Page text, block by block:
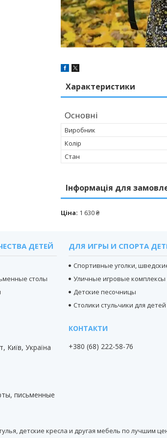
Характеристики
Основні
Виробник
Колір
Стан
Інформація для
Ціна: 1 630 ₴
ДЕТЕЙ
столы
ДЛЯ ИГРЫ И СПОРТА
Спортивные уголки,
Уличные игровые комплексы
Детские песочницы
Столики стульчики для детей
Київ, Україна
письменные
+380 (68) 222-58-76
детские кресла и другая мебель по лучшим